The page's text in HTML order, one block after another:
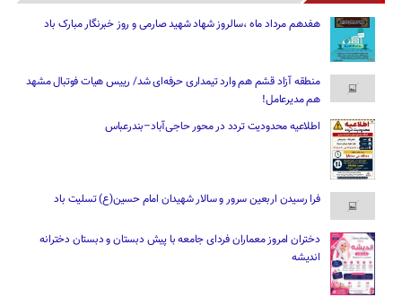
هفدهم مرداد ماه ،سالروز شهاد شهید صارمی و روز خبرنگار مبارک باد
منطقه آزاد قشم هم وارد تیمداری حرفه‌ای شد/ رییس هیات فوتبال مشهد
هم مدیرعامل!
اطلاعیه محدودیت تردد در محور حاجی‌آباد–بندرعباس
فرا رسیدن اربعین سرور و سالار شهیدان امام حسین(ع) تسلیت باد
دختران امروز معماران فردای جامعه با پیش دبستان و دبستان دخترانه
اندیشه